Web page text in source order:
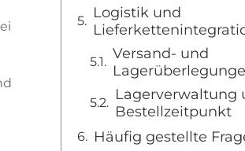
Logistik und
Versand- und
Lagerverwaltung
Bestellzeitpunkt
Häufig gestellte